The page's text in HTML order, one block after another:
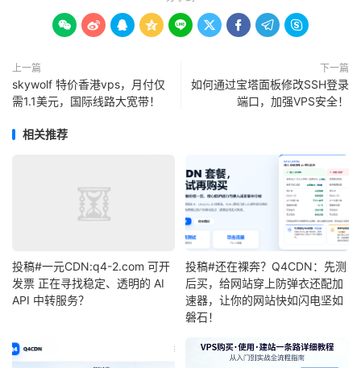
        
上一篇
skywolf 特价香港vps，月付仅
需1.1美元，国际线路大宽带！
下一篇
如何通过宝塔面板修改SSH登录
端口，加强VPS安全！
相关推荐
投稿#一元CDN:q4-2.com 可开
发票 正在寻找稳定、透明的 AI
API 中转服务？
投稿#还在裸奔？Q4CDN：先测
后买，给网站穿上防弹衣还配加
速器，让你的网站快如闪电坚如
磐石！